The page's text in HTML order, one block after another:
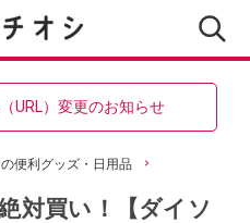
URL）変更のお知らせ
便利グッズ・日用品
対買い！【ダイソ